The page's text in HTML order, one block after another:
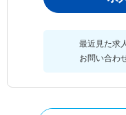
最近見た求
お問い合わ